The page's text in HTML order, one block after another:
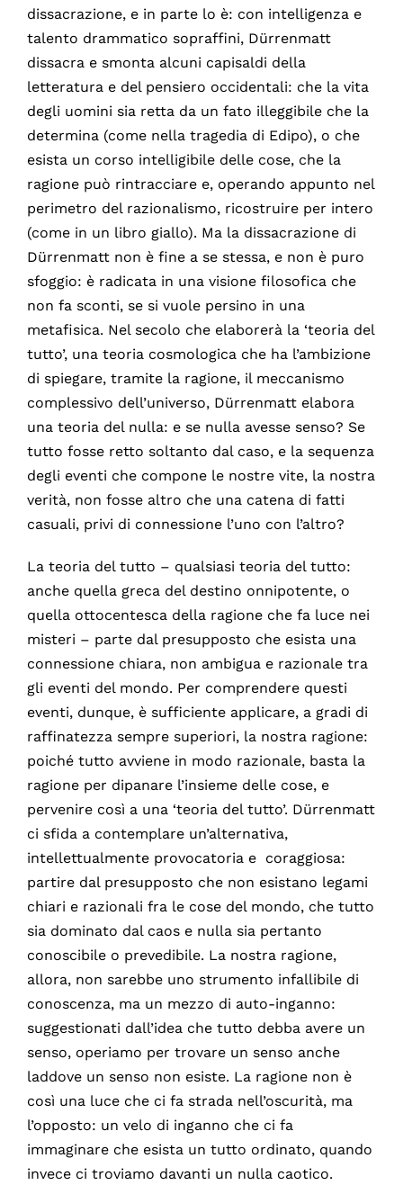
dissacrazione, e in parte lo è: con intelligenza e
talento drammatico sopraffini, Dürrenmatt
dissacra e smonta alcuni capisaldi della
letteratura e del pensiero occidentali: che la vita
degli uomini sia retta da un fato illeggibile che la
determina (come nella tragedia di Edipo), o che
esista un corso intelligibile delle cose, che la
ragione può rintracciare e, operando appunto nel
perimetro del razionalismo, ricostruire per intero
(come in un libro giallo). Ma la dissacrazione di
Dürrenmatt non è fine a se stessa, e non è puro
sfoggio: è radicata in una visione filosofica che
non fa sconti, se si vuole persino in una
metafisica. Nel secolo che elaborerà la ‘teoria del
tutto’, una teoria cosmologica che ha l’ambizione
di spiegare, tramite la ragione, il meccanismo
complessivo dell’universo, Dürrenmatt elabora
una teoria del nulla: e se nulla avesse senso? Se
tutto fosse retto soltanto dal caso, e la sequenza
degli eventi che compone le nostre vite, la nostra
verità, non fosse altro che una catena di fatti
casuali, privi di connessione l’uno con l’altro?
La teoria del tutto – qualsiasi teoria del tutto:
anche quella greca del destino onnipotente, o
quella ottocentesca della ragione che fa luce nei
misteri – parte dal presupposto che esista una
connessione chiara, non ambigua e razionale tra
gli eventi del mondo. Per comprendere questi
eventi, dunque, è sufficiente applicare, a gradi di
raffinatezza sempre superiori, la nostra ragione:
poiché tutto avviene in modo razionale, basta la
ragione per dipanare l’insieme delle cose, e
pervenire così a una ‘teoria del tutto’. Dürrenmatt
ci sfida a contemplare un’alternativa,
intellettualmente provocatoria e coraggiosa:
partire dal presupposto che non esistano legami
chiari e razionali fra le cose del mondo, che tutto
sia dominato dal caos e nulla sia pertanto
conoscibile o prevedibile. La nostra ragione,
allora, non sarebbe uno strumento infallibile di
conoscenza, ma un mezzo di auto-inganno:
suggestionati dall’idea che tutto debba avere un
senso, operiamo per trovare un senso anche
laddove un senso non esiste. La ragione non è
così una luce che ci fa strada nell’oscurità, ma
l’opposto: un velo di inganno che ci fa
immaginare che esista un tutto ordinato, quando
invece ci troviamo davanti un nulla caotico.